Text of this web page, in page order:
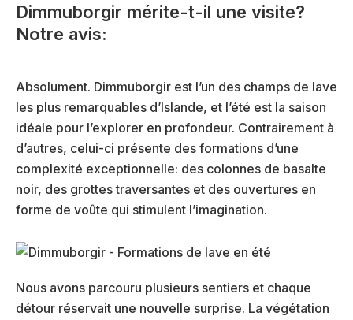
Dimmuborgir mérite-t-il une visite?
Notre avis:
Absolument. Dimmuborgir est l’un des champs de lave
les plus remarquables d’Islande, et l’été est la saison
idéale pour l’explorer en profondeur. Contrairement à
d’autres, celui-ci présente des formations d’une
complexité exceptionnelle: des colonnes de basalte
noir, des grottes traversantes et des ouvertures en
forme de voûte qui stimulent l’imagination.
Nous avons parcouru plusieurs sentiers et chaque
détour réservait une nouvelle surprise. La végétation